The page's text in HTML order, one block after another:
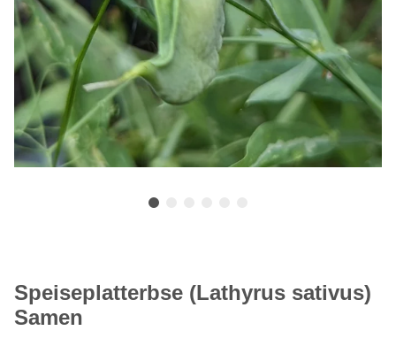
Speiseplatterbse (Lathyrus sativus)
Samen